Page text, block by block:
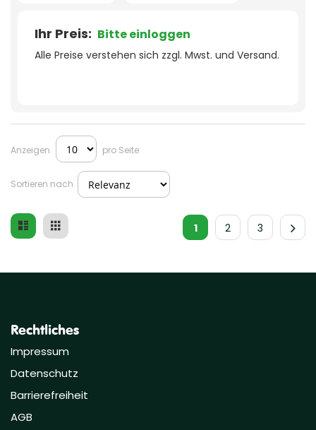
Ihr Preis: Bitte einloggen
Alle Preise verstehen sich zzgl. Mwst. und Versand.
Anzeigen pro Seite
Sortieren nach
1 2 3
Ansicht
Liste Raster
Rechtliches
Impressum
Datenschutz
Barrierefreiheit
AGB